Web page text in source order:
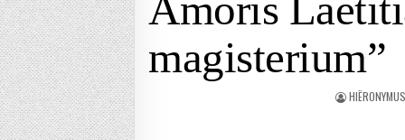
magisterium”